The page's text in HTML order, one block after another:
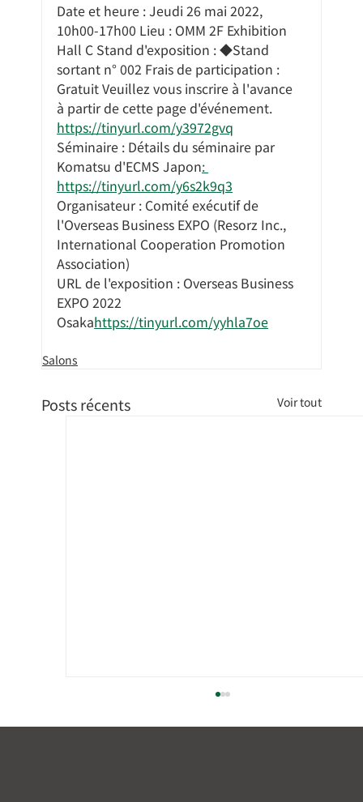
Date et heure : Jeudi 26 mai 2022,
10h00-17h00 Lieu : OMM 2F Exhibition
Hall C Stand d'exposition : ◆Stand
sortant n° 002 Frais de participation :
Gratuit Veuillez vous inscrire à l'avance
à partir de cette page d'événement.
https://tinyurl.com/y3972gvq
Séminaire : Détails du séminaire par
Komatsu d'ECMS Japon:
https://tinyurl.com/y6s2k9q3
Organisateur : Comité exécutif de
l'Overseas Business EXPO (Resorz Inc.,
International Cooperation Promotion
Association)
URL de l'exposition : Overseas Business
EXPO 2022
Osakahttps://tinyurl.com/yyhla7oe
Salons
Posts récents Voir tout